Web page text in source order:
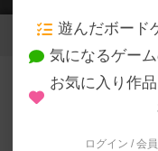
2
ログインするとカワサキネ
トの書き込みが出来るよう
ュアルでは判断し辛い曖昧
遊んだボード
気になるゲー
お気に入り作
ログイン / 会